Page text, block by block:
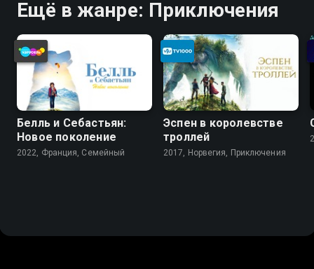
Ещё в жанре: Приключения
Белль и Себастьян:
Новое поколение
2022, Франция, Cемейный
Эспен в королевстве
троллей
2017, Норвегия, Приключения